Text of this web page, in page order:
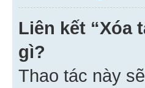
Liên kết “Xóa
gì?
Thao tác này